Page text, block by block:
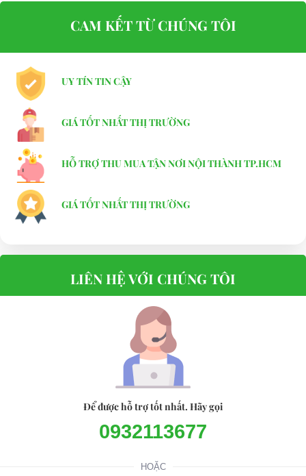
Climbing Ability / Khả năng leo dốc
Charging time / Thời gian sạc
Weight / Trọng lượng xe
L x W x H
XE ĐIỆN CHỞ HÀNG DG-C4 WITH CARGO BOX
Liên hệ ngay với chúng tôi để sở hữu những chiếc xe điện chở hàng
đời mới và sang trọng nhất với giá cả ưu đãi nhất.
Bạn nên chọn mua Xe điện sân golf chất lượng giá tốt ở đâu?
chất lượng cao luôn là nhu cầu tìm
kiếm của các khách hàng. Trên thị trường hiện nay, có rất nhiều
ĐẠI CƯỜNG với nhiều năm kinh nghiệm trong ngành hàng
đây là đơn vị nhập khẩu xe điện sân golf chính hãng và được bán
CAM KẾT TỪ CHÚNG TÔI
UY TÍN TIN CẬY
GIÁ TỐT NHẤT THỊ TRƯỜNG
HỖ TRỢ THU MUA TẬN NƠI NỘI THÀNH TP.HCM
GIÁ TỐT NHẤT THỊ TRƯỜNG
LIÊN HỆ VỚI CHÚNG TÔI
Để được hỗ trợ tốt nhất. Hãy gọi
0932113677
HOẶC